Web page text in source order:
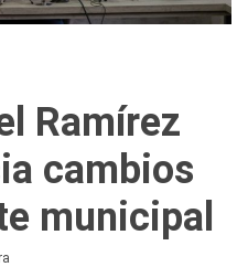
Ramírez
cambios
municipal